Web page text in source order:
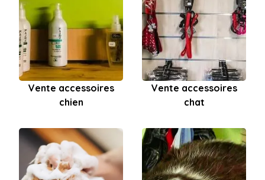
Vente accessoires
chien
Vente accessoires
chat